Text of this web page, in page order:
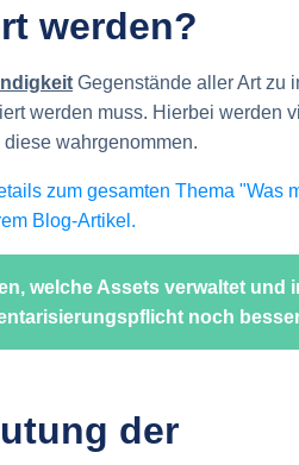
werden?
Gegenstände aller Art zu
werden muss. Hierbei werden
wahrgenommen.
zum gesamten Thema "Was
Blog-Artikel.
welche Assets verwaltet und
noch
der